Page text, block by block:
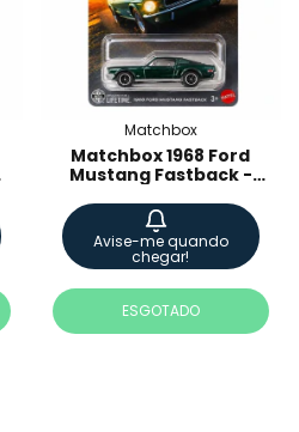
Matchbox
Matchbox 1968 Ford
Mustang Fastback -
Avise-me quando
chegar!
ESGOTADO